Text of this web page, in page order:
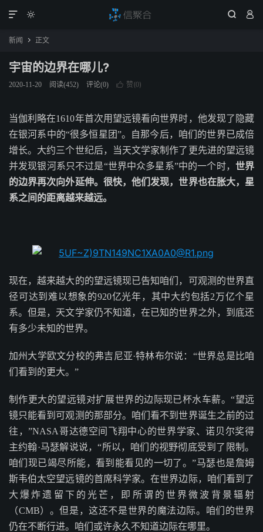
  

新闻  正文
宇宙的边界在哪儿?
2020-11-20 阅读(452) 评论(0)  赞(0)
当伽利略在1610年首次用望远镜看向世界时，他发现了隐藏
在银河系中的“很多恒星团”。自那今后，咱们的世界已成倍
增长。大约三个世纪后，当天文学家制作了更先进的望远镜
并发现银河系只不过是“世界中众多星系”中的一个时， 世界
的边界再次向外延伸。很快，他们发现，世界也在胀大，星
系之间的距离越来越远。
现在，越来越大的的望远镜现已告知咱们，可观测的世界直
径可达到难以想象的920亿光年，其中大约包括2万亿个星
系。但是，天文学家仍不知道，在已知的世界之外，到底还
有多少未知的世界。
加州大学欧文分校的弗吉尼亚·特林布尔说：“世界总是比咱
们看到的更大。”
制作更大的望远镜对扩展世界的边际现已杯水车薪。“望远
镜只能看到可观测的那部分。咱们看不到世界诞生之前的过
往，”NASA哥达德空间飞翔中心的世界学家、诺贝尔奖得
主约翰·马瑟解说说，“所以，咱们的视野彻底受到了限制。
咱们现已竭尽所能，看到能看见的一切了。”马瑟也是詹姆
斯韦伯太空望远镜的首席科学家。在世界边际，咱们看到了
大爆炸遗留下的光芒，即所谓的世界微波背景辐射
（CMB）。但是，这还不是世界的魔法边际。咱们的世界
仍在不断行进。咱们或许永久不知道边际在哪里。